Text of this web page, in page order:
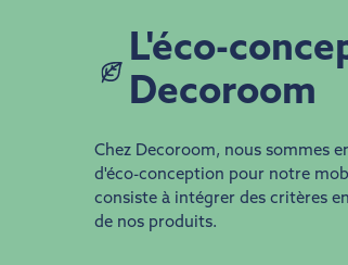
​​L'éco-
Decoroom
Chez Decoroom, nous sommes
d'éco-conception pour notre
consiste à intégrer des critères
de nos produits.